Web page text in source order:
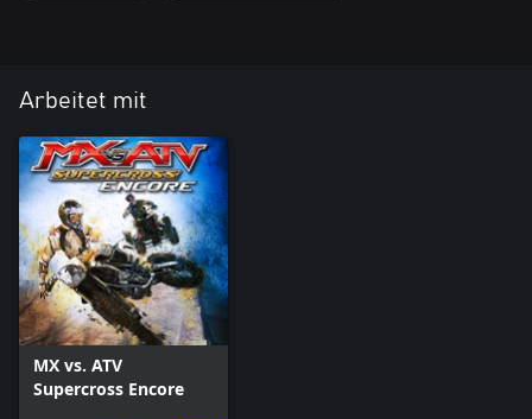
Arbeitet mit
MX vs. ATV
Supercross Encore